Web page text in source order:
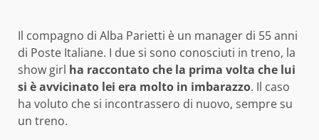
Il compagno di Alba Parietti è un manager di 55 anni
di Poste Italiane. I due si sono conosciuti in treno, la
show girl ha raccontato che la prima volta che lui
si è avvicinato lei era molto in imbarazzo. Il caso
ha voluto che si incontrassero di nuovo, sempre su
un treno.